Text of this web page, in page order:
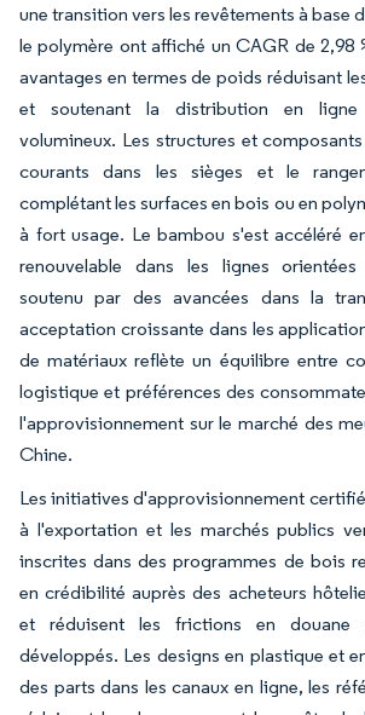
une transition vers les revêtements à base
le polymère ont affiché un CAGR de 2,98
avantages en termes de poids réduisant
et soutenant la distribution en
volumineux. Les structures et
courants dans les sièges et le
complétant les surfaces en bois ou en
à fort usage. Le bambou s'est accéléré
renouvelable dans les lignes
soutenu par des avancées dans la
acceptation croissante dans les
de matériaux reflète un équilibre entre
logistique et préférences des
l'approvisionnement sur le marché des
Chine.
Les initiatives d'approvisionnement
à l'exportation et les marchés publics
inscrites dans des programmes de bois
en crédibilité auprès des acheteurs
et réduisent les frictions en douane
développés. Les designs en plastique et
des parts dans les canaux en ligne, les